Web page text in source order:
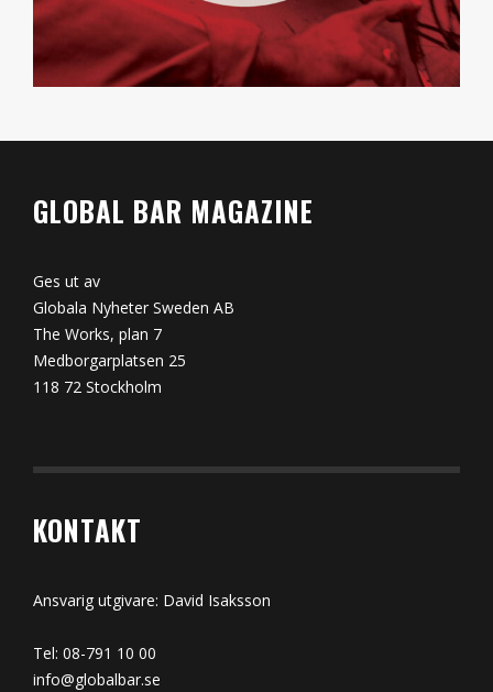
GLOBAL BAR MAGAZINE
Ges ut av
Globala Nyheter Sweden AB
The Works, plan 7
Medborgarplatsen 25
118 72 Stockholm
KONTAKT
Ansvarig utgivare: David Isaksson
Tel: 08-791 10 00
info@globalbar.se